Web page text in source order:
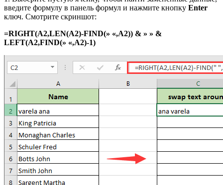
введите формулу в панель формул и нажмите кнопку Enter
ключ. Смотрите скриншот:
=RIGHT(A2,LEN(A2)-FIND(» «,A2)) & » » &
LEFT(A2,FIND(» «,A2)-1)